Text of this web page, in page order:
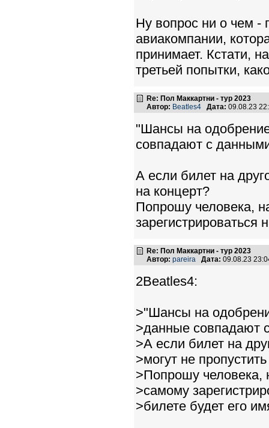
Ну вопрос ни о чем -
авиакомпании,
принимает. Кстати,
третьей попытки,
Re: Пол Маккартни - тур 2023
Автор: Beatles4 Дата: 09.08.23
"Шансы на
совпадают с
А если билет на
на концерт?
Попрошу человека,
зарегистрироваться
Re: Пол Маккартни - тур 2023
Автор: pareira Дата: 09.08.23
2Beatles4:
>"Шансы на
>данные совпадают
>А если билет на
>могут не
>Попрошу человека,
>самому
>билете будет его